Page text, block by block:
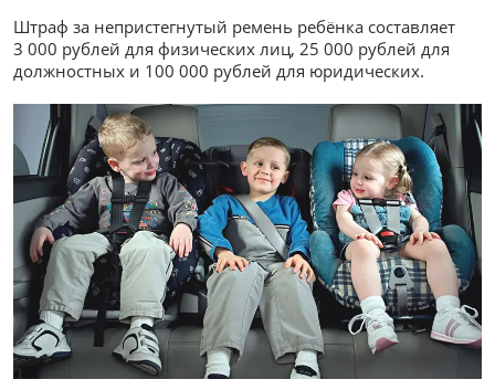
Штраф за непристегнутый ремень ребёнка составляет
3 000 рублей для физических лиц, 25 000 рублей для
должностных и 100 000 рублей для юридических.